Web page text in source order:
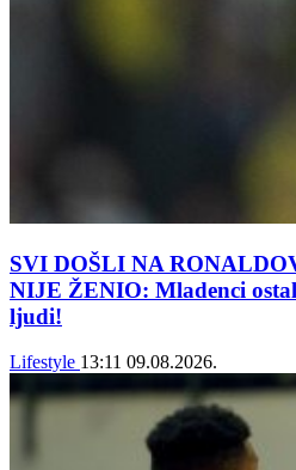
SVI DOŠLI NA
NIJE ŽENIO: Mladenci
ljudi!
Lifestyle 13:11 09.08.2026.